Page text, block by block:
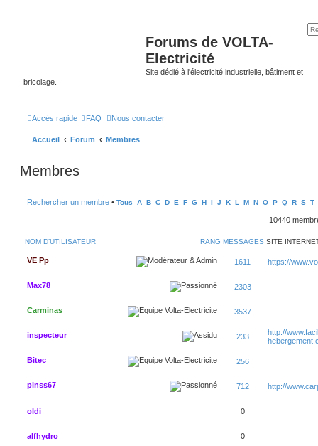
Forums de VOLTA-
Electricité
Site dédié à l'électricité industrielle, bâtiment et
bricolage.
Accès rapide FAQ Nous contacter
Accueil Forum Membres
Membres
Rechercher un membre • Tous A B C D E F G H I J K L M N O P Q R S T
10440
RANG
NOM D’UTILISATEUR MESSAGES SITE
VE Pp 1611 https://
Max78 2303
Carminas 3537
inspecteur 233
http://
Bitec 256
pinss67 712 http://
oldi 0
alfhydro 0